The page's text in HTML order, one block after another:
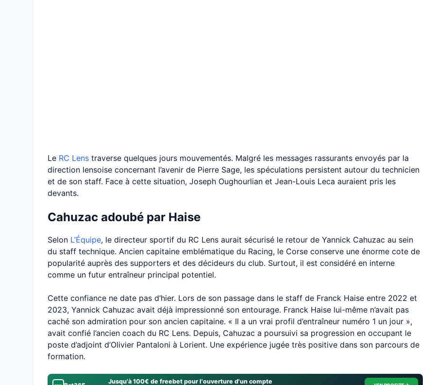
Le RC Lens traverse quelques jours mouvementés. Malgré les messages rassurants envoyés par la
direction lensoise concernant l’avenir de Pierre Sage, les spéculations persistent autour du technicien
et de son staff. Face à cette situation, Joseph Oughourlian et Jean-Louis Leca auraient pris les
devants.
Cahuzac adoubé par Haise
Selon L’Équipe, le directeur sportif du RC Lens aurait sécurisé le retour de Yannick Cahuzac au sein
du staff technique. Ancien capitaine emblématique du Racing, le Corse conserve une énorme cote de
popularité auprès des supporters et des décideurs du club. Surtout, il est considéré en interne
comme un futur entraîneur principal potentiel.
Cette confiance ne date pas d’hier. Lors de son passage dans le staff de Franck Haise entre 2022 et
2023, Yannick Cahuzac avait déjà impressionné son entourage. Franck Haise lui-même n’avait pas
caché son admiration pour son ancien capitaine. « Il a un vrai profil d’entraîneur numéro 1 un jour »,
avait confié l’ancien coach du RC Lens. Depuis, Cahuzac a poursuivi sa progression en occupant le
poste d’adjoint d’Olivier Pantaloni à Lorient. Une expérience jugée très positive dans son parcours de
formation.
Jusqu'à 100€ de freebet pour l'ouverture d'un compte